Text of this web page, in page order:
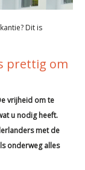
Dit is
prettig om
vrijheid om te
u nodig heeft.
met de
onderweg alles